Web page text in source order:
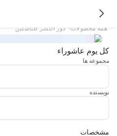
همه محصولات/ دور النشر للناشئین
کل یوم عاشوراء
مجموعه ها
نویسنده
مشخصات